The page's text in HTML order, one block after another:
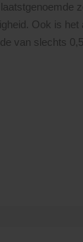
Ook is het
van slechts